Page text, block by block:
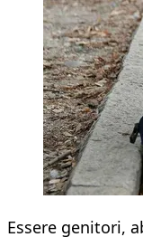
Essere genitori,